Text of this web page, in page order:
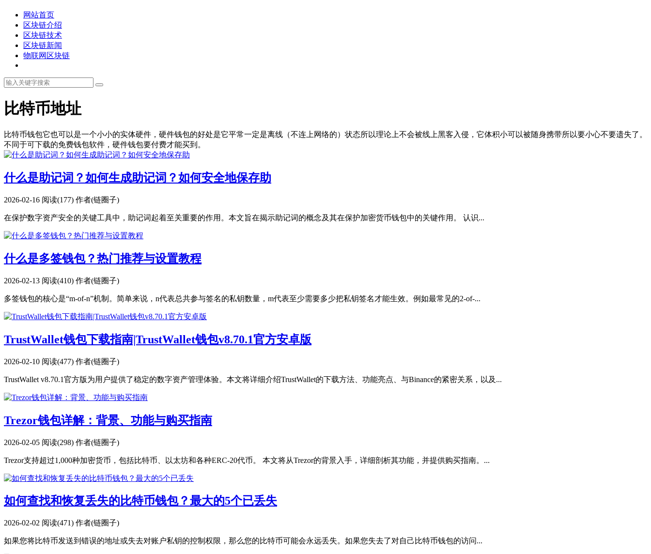
网站首页
区块链介绍
区块链技术
区块链新闻
物联网区块链
比特币地址
比特币钱包它也可以是一个小小的实体硬件，硬件钱包的好处是它平常一定是离线（不连上网络的）状态所以理论上不会被线上黑客入侵，它体积小可以被随身携带所以要小心不要遗失了。
不同于可下载的免费钱包软件，硬件钱包要付费才能买到。
什么是助记词？如何生成助记词？如何安全地保存助
2026-02-16 阅读(177) 作者(链圈子)
在保护数字资产安全的关键工具中，助记词起着至关重要的作用。本文旨在揭示助记词的概念及其在保护加密货币钱包中的关键作用。 认识...
什么是多签钱包？热门推荐与设置教程
2026-02-13 阅读(410) 作者(链圈子)
多签钱包的核心是“m-of-n”机制。简单来说，n代表总共参与签名的私钥数量，m代表至少需要多少把私钥签名才能生效。例如最常见的2-of-...
TrustWallet钱包下载指南|TrustWallet钱包v8.70.1官方安卓版
2026-02-10 阅读(477) 作者(链圈子)
TrustWallet v8.70.1官方版为用户提供了稳定的数字资产管理体验。本文将详细介绍TrustWallet的下载方法、功能亮点、与Binance的紧密关系，以及...
Trezor钱包详解：背景、功能与购买指南
2026-02-05 阅读(298) 作者(链圈子)
Trezor支持超过1,000种加密货币，包括比特币、以太坊和各种ERC-20代币。 本文将从Trezor的背景入手，详细剖析其功能，并提供购买指南。...
如何查找和恢复丢失的比特币钱包？最大的5个已丢失
2026-02-02 阅读(471) 作者(链圈子)
如果您将比特币发送到错误的地址或失去对账户私钥的控制权限，那么您的比特币可能会永远丢失。如果您失去了对自己比特币钱包的访问...